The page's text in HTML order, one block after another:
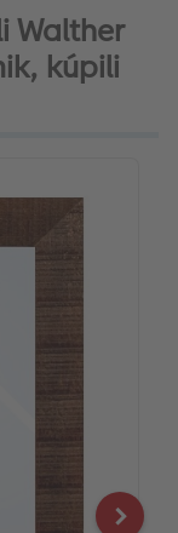
Walther
kúpili